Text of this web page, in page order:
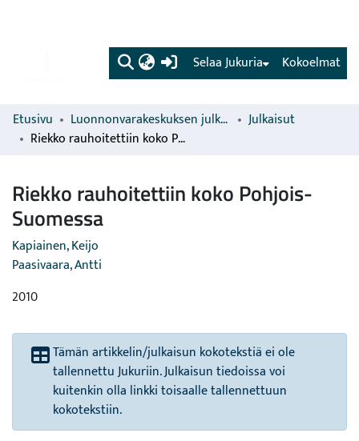
(current) Kokoelmat
Selaa Jukuria
Etusivu Luonnonvarakeskuksen julkaisut
Julkaisut
Riekko rauhoitettiin koko Pohjois-Suomessa
Riekko rauhoitettiin koko Pohjois-
Suomessa
Kapiainen, Keijo
Paasivaara, Antti
2010
Tämän artikkelin/julkaisun kokotekstiä ei ole
tallennettu Jukuriin. Julkaisun tiedoissa voi
kuitenkin olla linkki toisaalle tallennettuun
kokotekstiin.